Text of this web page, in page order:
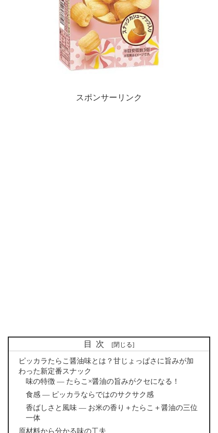
スポンサーリンク
目次
ピッカラたらこ醤油味とは？甘じょっぱさに旨みが加
わった新定番スナック
味の特徴 — たらこ×醤油の旨みがクセになる！
食感 — ピッカラならではのサクサク感
香ばしさと風味 — お米の香り＋たらこ＋醤油の三位
一体
原材料から分かる味の工夫